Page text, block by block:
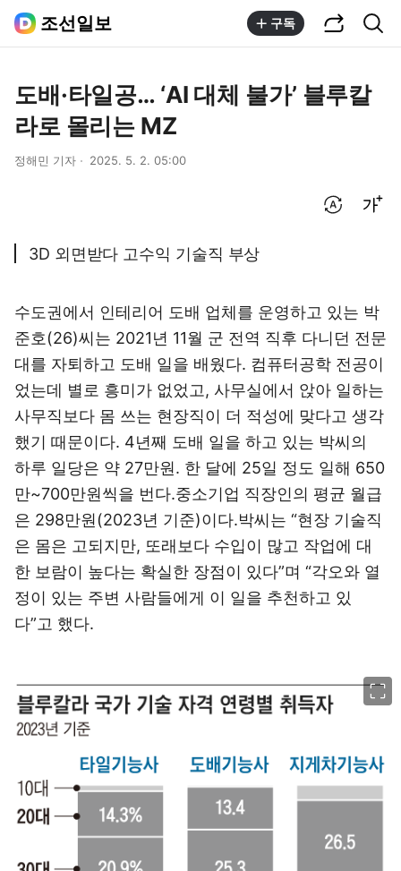
조선일보 구독
도배·타일공… ‘AI 대체 불가’ 블루칼
라로 몰리는 MZ
정해민 기자 2025. 5. 2. 05:00
3D 외면받다 고수익 기술직 부상
수도권에서 인테리어 도배 업체를 운영하고 있는 박
준호(26)씨는 2021년 11월 군 전역 직후 다니던 전문
대를 자퇴하고 도배 일을 배웠다. 컴퓨터공학 전공이
었는데 별로 흥미가 없었고, 사무실에서 앉아 일하는
사무직보다 몸 쓰는 현장직이 더 적성에 맞다고 생각
했기 때문이다. 4년째 도배 일을 하고 있는 박씨의
하루 일당은 약 27만원. 한 달에 25일 정도 일해 650
만~700만원씩을 번다.중소기업 직장인의 평균 월급
은 298만원(2023년 기준)이다.박씨는 “현장 기술직
은 몸은 고되지만, 또래보다 수입이 많고 작업에 대
한 보람이 높다는 확실한 장점이 있다”며 “각오와 열
정이 있는 주변 사람들에게 이 일을 추천하고 있
다”고 했다.